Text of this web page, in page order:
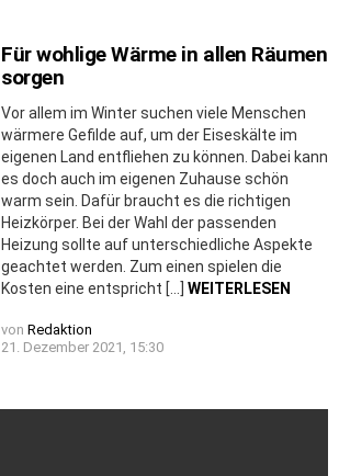
Für wohlige Wärme in allen Räumen
sorgen
Vor allem im Winter suchen viele Menschen
wärmere Gefilde auf, um der Eiseskälte im
eigenen Land entfliehen zu können. Dabei kann
es doch auch im eigenen Zuhause schön
warm sein. Dafür braucht es die richtigen
Heizkörper. Bei der Wahl der passenden
Heizung sollte auf unterschiedliche Aspekte
geachtet werden. Zum einen spielen die
Kosten eine entspricht […] WEITERLESEN
von Redaktion
21. Dezember 2021, 15:30